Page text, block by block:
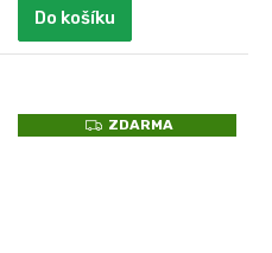
Do košíku
Z
D
ZDARMA